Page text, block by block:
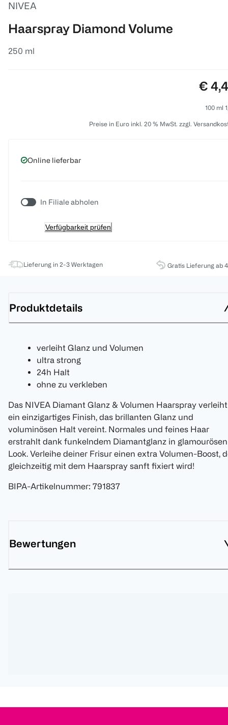
NIVEA
Haarspray Diamond Volume
250 ml
€
100 ml
Preise in Euro inkl. 20 % MwSt. zzgl.
Online lieferbar
In Filiale abholen
Verfügbarkeit prüfen
Lieferung in 2-3 Werktagen Gratis Lieferung ab
Produktdetails
verleiht Glanz und Volumen
ultra strong
24h Halt
ohne zu verkleben
Das NIVEA Diamant Glanz & Volumen Haarspray verleiht
ein einzigartiges Finish, das brillanten Glanz und
voluminösen Halt vereint. Normales und feines Haar
erstrahlt dank funkelndem Diamantglanz in glamourösen
Look. Verleihe deiner Frisur einen extra Volumen-Boost,
gleichzeitig mit dem Haarspray sanft fixiert wird!
BIPA-Artikelnummer: 791837
Bewertungen